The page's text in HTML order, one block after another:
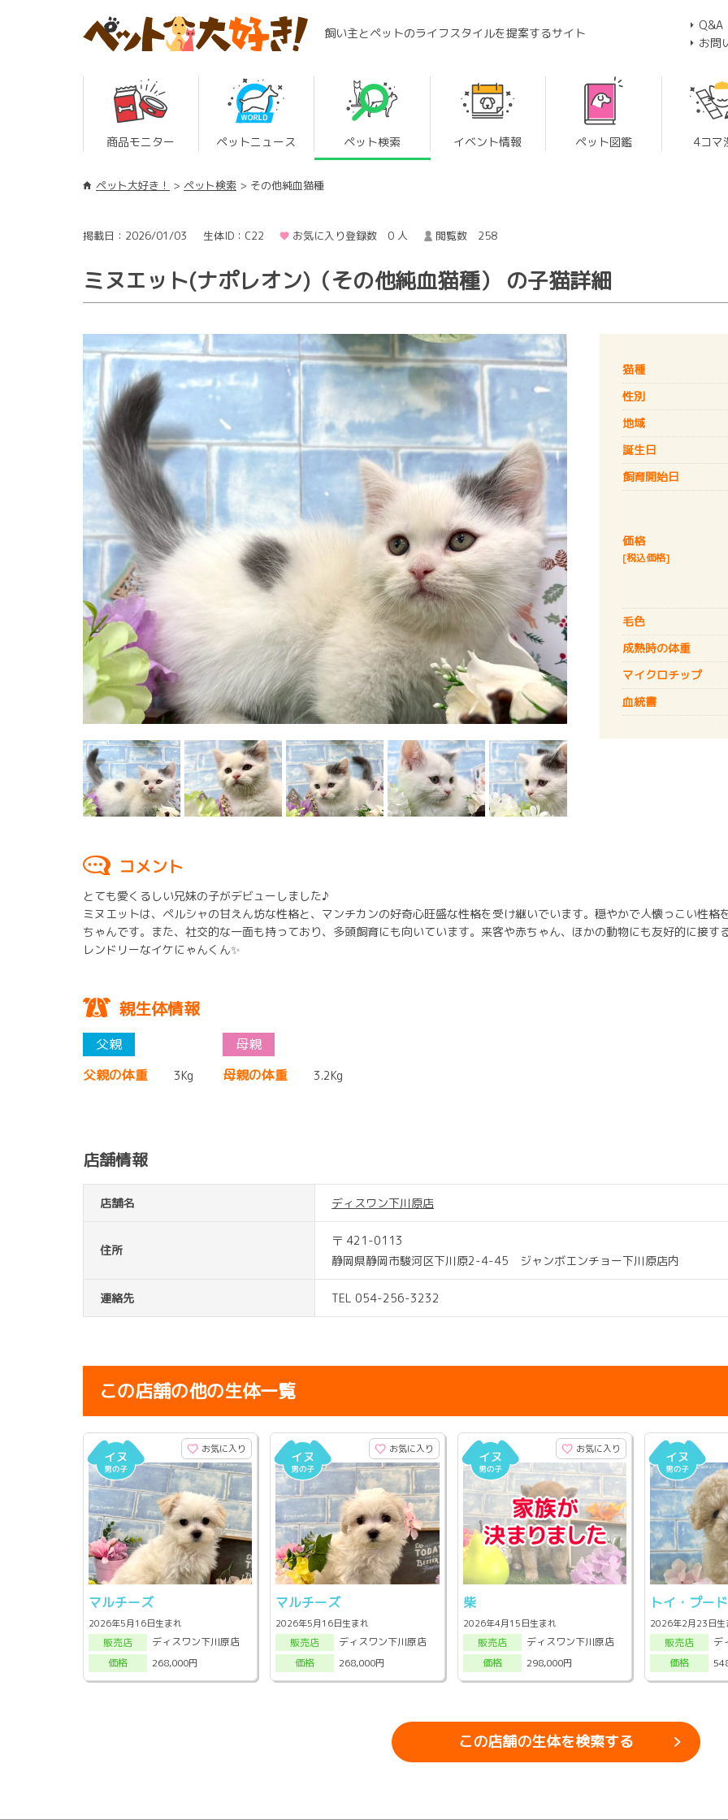
飼い主とペットのライフスタイルを提案するサイト
Q&A
お問
商品モニター ペットニュース ペット検索 イベント情報 ペット図鑑 4コマ
ペット大好き！ ペット検索 その他純血猫種
掲載日：2026/01/03 生体ID：C22 お気に入り登録数 0 人 閲覧数 258
ミヌエット(ナポレオン)（その他純血猫種） の子猫詳細
猫種
性別
地域
誕生日
飼育開始日
価格
[税込価格]
毛色
成熟時の体重
マイクロチップ
血統書
コメント
とても愛くるしい兄妹の子がデビューしました♪
ミヌエットは、ペルシャの甘えん坊な性格と、マンチカンの好奇心旺盛な性格を受け継いでいます。穏やかで人懐っこい性
ちゃんです。また、社交的な一面も持っており、多頭飼育にも向いています。来客や赤ちゃん、ほかの動物にも友好的に接
レンドリーなイケにゃんくん✨
親生体情報
父親の体重 3Kg 母親の体重 3.2Kg
店舗情報
店舗名 ディスワン下川原店
住所
〒 421-0113
静岡県静岡市駿河区下川原2-4-45 ジャンボエンチョー下川原店内
連絡先 TEL 054-256-3232
この店舗の他の生体一覧
お気に入り
マルチーズ
2026年5月16日生まれ
販売店
ディスワン下川原店
価格
268,000円
お気に入り
マルチーズ
2026年5月16日生まれ
販売店
ディスワン下川原店
価格
268,000円
お気に入り
柴
2026年4月15日生まれ
販売店
ディスワン下川原店
価格
298,000円
トイ・プー
2026年2月23日生
販売店
デ
価格
この店舗の生体を検索する